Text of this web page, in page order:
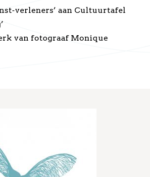
verleners’ aan Cultuurtafel
van fotograaf Monique